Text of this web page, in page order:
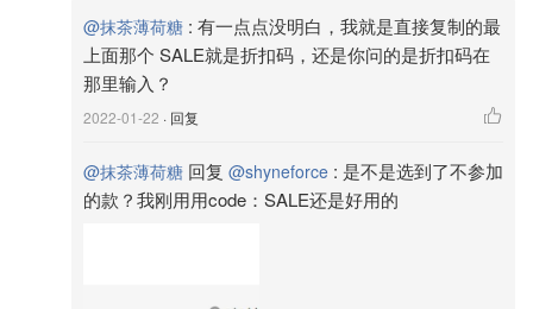
@抹茶薄荷糖 : 有一点点没明白，我就是直接复制的最
上面那个 SALE就是折扣码，还是你问的是折扣码在
那里输入？
2022-01-22 · 回复
@抹茶薄荷糖 回复 @shyneforce : 是不是选到了不参加
的款？我刚用用code：SALE还是好用的